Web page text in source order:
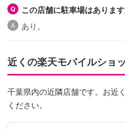
この店舗に駐車場はありま
あり。
近くの楽天モバイルショ
千葉県内の近隣店舗です。お近
ください。